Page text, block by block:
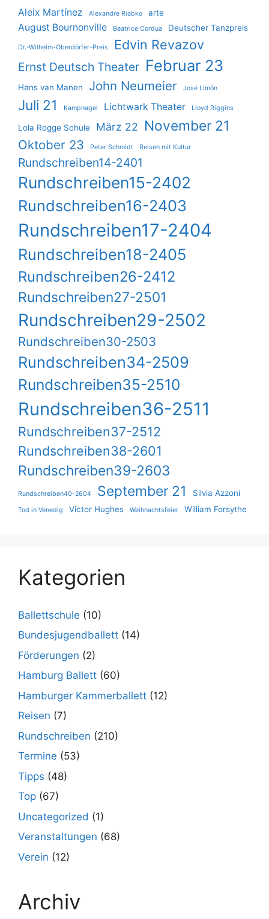
Aleix Martínez Alexandre Riabko arte
August Bournonville Beatrice Cordua Deutscher Tanzpreis
Dr.-Wilhelm-Oberdörfer-Preis Edvin Revazov
Ernst Deutsch Theater Februar 23
Hans van Manen John Neumeier José Limón
Juli 21 Kampnagel Lichtwark Theater Lloyd Riggins
Lola Rogge Schule März 22 November 21
Oktober 23 Peter Schmidt Reisen mit Kultur
Rundschreiben14-2401
Rundschreiben15-2402
Rundschreiben16-2403
Rundschreiben17-2404
Rundschreiben18-2405
Rundschreiben26-2412
Rundschreiben27-2501
Rundschreiben29-2502
Rundschreiben30-2503
Rundschreiben34-2509
Rundschreiben35-2510
Rundschreiben36-2511
Rundschreiben37-2512
Rundschreiben38-2601
Rundschreiben39-2603
Rundschreiben40-2604 September 21 Silvia Azzoni
Tod in Venedig Victor Hughes Weihnachtsfeier William Forsythe
Kategorien
Ballettschule (10)
Bundesjugendballett (14)
Förderungen (2)
Hamburg Ballett (60)
Hamburger Kammerballett (12)
Reisen (7)
Rundschreiben (210)
Termine (53)
Tipps (48)
Top (67)
Uncategorized (1)
Veranstaltungen (68)
Verein (12)
Archiv